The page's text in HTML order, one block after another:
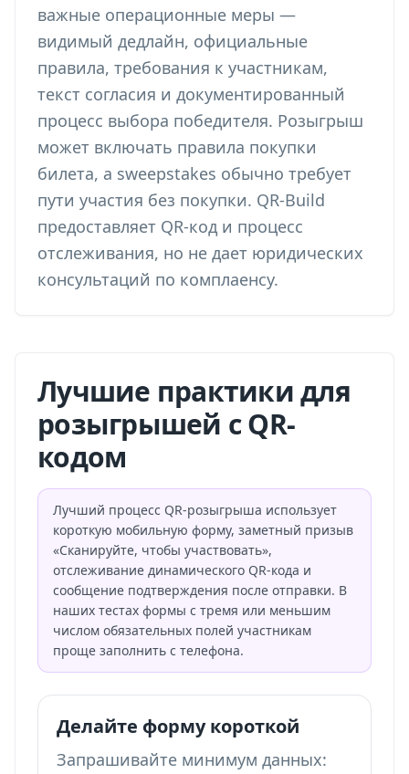
важные операционные меры —
видимый дедлайн, официальные
правила, требования к участникам,
текст согласия и документированный
процесс выбора победителя. Розыгрыш
может включать правила покупки
билета, а sweepstakes обычно требует
пути участия без покупки. QR-Build
предоставляет QR-код и процесс
отслеживания, но не дает юридических
консультаций по комплаенсу.
Лучшие практики для
розыгрышей с QR-
кодом
Лучший процесс QR-розыгрыша использует
короткую мобильную форму, заметный призыв
«Сканируйте, чтобы участвовать»,
отслеживание динамического QR-кода и
сообщение подтверждения после отправки. В
наших тестах формы с тремя или меньшим
числом обязательных полей участникам
проще заполнить с телефона.
Делайте форму короткой
Запрашивайте минимум данных: